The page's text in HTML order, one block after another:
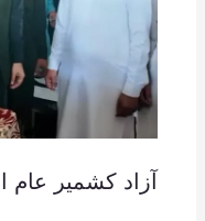
آزاد کشمیر عام